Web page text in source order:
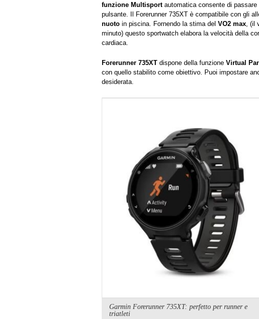
funzione Multisportautomatica consente di passare
pulsante. Il Forerunner 735XT è compatibile con gli
nuoto in piscina. Fornendo la stima del VO2 max, (il
minuto) questo sportwatch elabora la velocità della
cardiaca.
Forerunner 735XT dispone della funzione Virtual
con quello stabilito come obiettivo. Puoi impostare
desiderata.
Garmin Forerunner 735XT: perfetto per runner e
triatleti